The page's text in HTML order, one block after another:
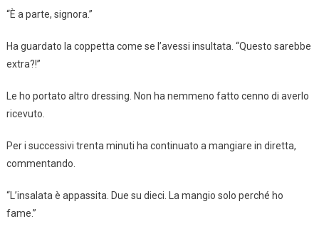
“È a parte, signora.”
Ha guardato la coppetta come se l’avessi insultata. “Questo sarebbe
extra?!”
Le ho portato altro dressing. Non ha nemmeno fatto cenno di averlo
ricevuto.
Per i successivi trenta minuti ha continuato a mangiare in diretta,
commentando.
“L’insalata è appassita. Due su dieci. La mangio solo perché ho
fame.”